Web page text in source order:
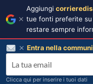
Aggiungi
tue fonti preferite su
restare sempre
Entra nella
Clicca qui per inserire i tuoi dati